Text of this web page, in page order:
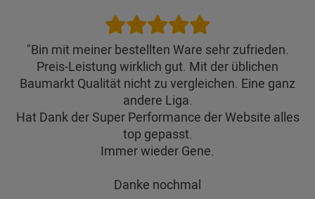
"Bin mit meiner bestellten Ware sehr zufrieden.
Preis-Leistung wirklich gut. Mit der üblichen
Baumarkt Qualität nicht zu vergleichen. Eine ganz
andere Liga.
Hat Dank der Super Performance der Website alles
top gepasst.
Immer wieder Gene.
Danke nochmal